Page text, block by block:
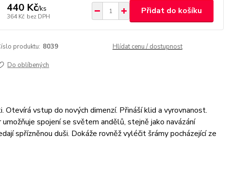
440 Kč/ks
364 Kč bez DPH
Přidat do košíku
produktu: 8039 Hlídat cenu / dostupnost
Do oblíbených
vstup do nových dimenzí. Přináší klid a vyrovnanost.
spojení se světem andělů, stejně jako navázání
spřízněnou duši. Dokáže rovněž vyléčit šrámy pocházející ze